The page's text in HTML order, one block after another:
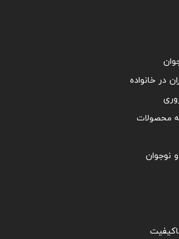
در خانواده
محصولات
نوجوان